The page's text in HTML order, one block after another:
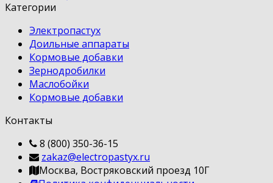
Категории
Электропастух
Доильные аппараты
Кормовые добавки
Зернодробилки
Маслобойки
Кормовые добавки
Контакты
8 (800) 350-36-15
zakaz@electropastyx.ru
Москва, Востряковский проезд 10Г